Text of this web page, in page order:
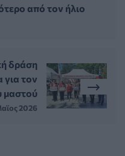
από τον ήλιο
δράση
τον
μαστού
2026